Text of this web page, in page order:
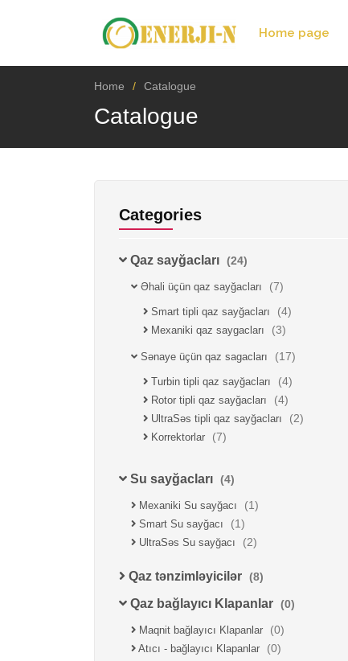
Home page
Home Catalogue
Catalogue
Categories
Qaz sayğacları (24)
Əhali üçün qaz sayğacları (7)
Smart tipli qaz sayğacları (4)
Mexaniki qaz saygacları (3)
Sənaye üçün qaz sagacları (17)
Turbin tipli qaz sayğacları (4)
Rotor tipli qaz sayğacları (4)
UltraSəs tipli qaz sayğacları (2)
Korrektorlar (7)
Su sayğacları (4)
Mexaniki Su sayğacı (1)
Smart Su sayğacı (1)
UltraSəs Su sayğacı (2)
Qaz tənzimləyicilər (8)
Qaz bağlayıcı Klapanlar (0)
Maqnit bağlayıcı Klapanlar (0)
Atıcı - bağlayıcı Klapanlar (0)